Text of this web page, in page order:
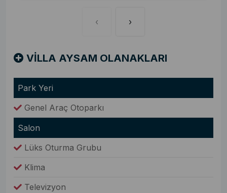
‹ ›
VİLLA AYSAM OLANAKLARI
Park Yeri
Genel Araç Otoparkı
Salon
Lüks Oturma Grubu
Klima
Televizyon